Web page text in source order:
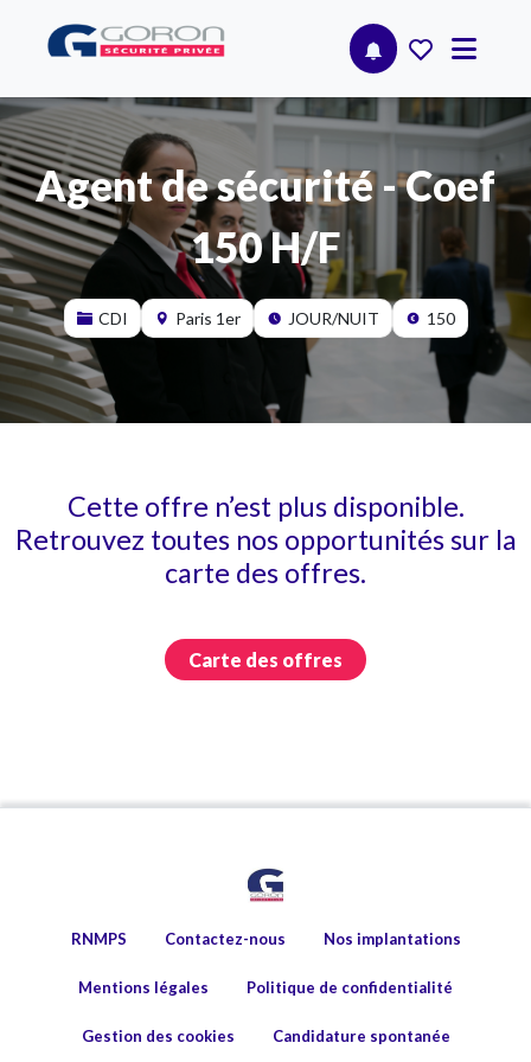
Agent de sécurité - Coef
150 H/F
CDI Paris 1er JOUR/NUIT 150
Cette offre n’est plus disponible.
Retrouvez toutes nos opportunités sur la
carte des offres.
Carte des offres
RNMPS Contactez-nous Nos implantations
Mentions légales Politique de confidentialité
Gestion des cookies Candidature spontanée